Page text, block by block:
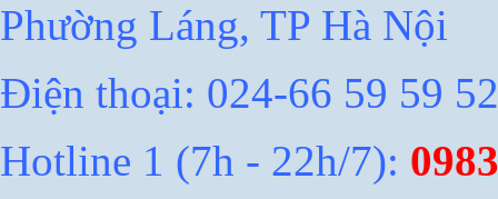
Phường Láng, TP Hà Nội
Điện thoại: 024-66 59 59 52
Hotline 1 (7h - 22h/7):